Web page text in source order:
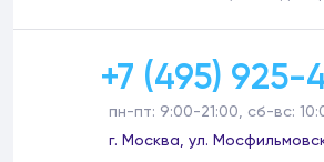
+7 (495) 925-
пн-пт: 9:00-21:00, сб-вс:
г. Москва, ул.